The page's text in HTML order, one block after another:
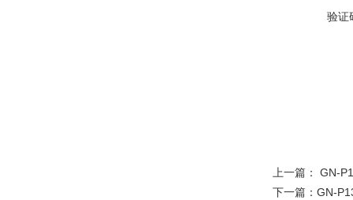
验证
上一篇： GN-
下一篇： GN-